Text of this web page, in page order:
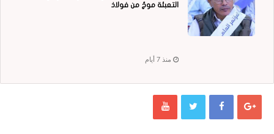
التعبئة موجٌ من فولاذ
منذ 7 أيام